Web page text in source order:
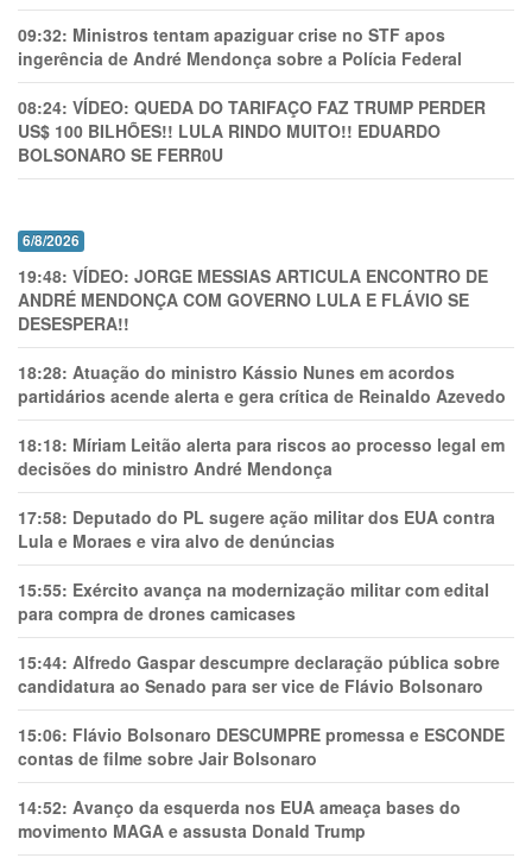
09:32: Ministros tentam apaziguar crise no STF apos
ingerência de André Mendonça sobre a Polícia Federal
08:24: VÍDEO: QUEDA DO TARIFAÇO FAZ TRUMP PERDER
US$ 100 BILHÕES!! LULA RINDO MUITO!! EDUARDO
BOLSONARO SE FERR0U
6/8/2026
19:48: VÍDEO: JORGE MESSIAS ARTICULA ENCONTRO DE
ANDRÉ MENDONÇA COM GOVERNO LULA E FLÁVIO SE
DESESPERA!!
18:28: Atuação do ministro Kássio Nunes em acordos
partidários acende alerta e gera crítica de Reinaldo Azevedo
18:18: Míriam Leitão alerta para riscos ao processo legal em
decisões do ministro André Mendonça
17:58: Deputado do PL sugere ação militar dos EUA contra
Lula e Moraes e vira alvo de denúncias
15:55: Exército avança na modernização militar com edital
para compra de drones camicases
15:44: Alfredo Gaspar descumpre declaração pública sobre
candidatura ao Senado para ser vice de Flávio Bolsonaro
15:06: Flávio Bolsonaro DESCUMPRE promessa e ESCONDE
contas de filme sobre Jair Bolsonaro
14:52: Avanço da esquerda nos EUA ameaça bases do
movimento MAGA e assusta Donald Trump